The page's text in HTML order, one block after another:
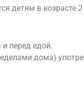
детям в возрасте 2
перед едой.
дома)